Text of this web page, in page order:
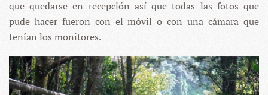
que quedarse en recepción así que todas las fotos que
pude hacer fueron con el móvil o con una cámara que
tenían los monitores.